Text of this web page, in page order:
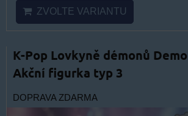
ZVOLTE VARIANTU
K-Pop Lovkyně démonů
Akční figurka typ 3
DOPRAVA ZDARMA